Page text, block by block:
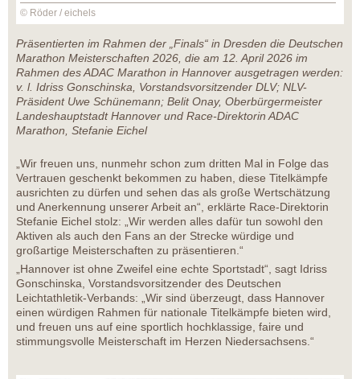
© Röder / eichels
Präsentierten im Rahmen der „Finals“ in Dresden die Deutschen
Marathon Meisterschaften 2026, die am 12. April 2026 im
Rahmen des ADAC Marathon in Hannover ausgetragen werden:
v. l. Idriss Gonschinska, Vorstandsvorsitzender DLV; NLV-
Präsident Uwe Schünemann; Belit Onay, Oberbürgermeister
Landeshauptstadt Hannover und Race-Direktorin ADAC
Marathon, Stefanie Eichel
„Wir freuen uns, nunmehr schon zum dritten Mal in Folge das
Vertrauen geschenkt bekommen zu haben, diese Titelkämpfe
ausrichten zu dürfen und sehen das als große Wertschätzung
und Anerkennung unserer Arbeit an“, erklärte Race-Direktorin
Stefanie Eichel stolz: „Wir werden alles dafür tun sowohl den
Aktiven als auch den Fans an der Strecke würdige und
großartige Meisterschaften zu präsentieren.“
„Hannover ist ohne Zweifel eine echte Sportstadt“, sagt Idriss
Gonschinska, Vorstandsvorsitzender des Deutschen
Leichtathletik-Verbands: „Wir sind überzeugt, dass Hannover
einen würdigen Rahmen für nationale Titelkämpfe bieten wird,
und freuen uns auf eine sportlich hochklassige, faire und
stimmungsvolle Meisterschaft im Herzen Niedersachsens.“